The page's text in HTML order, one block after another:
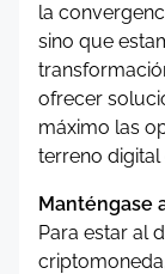
la
sino que
ofrecer
máximo las
terreno digital
Manténgase
Para estar al